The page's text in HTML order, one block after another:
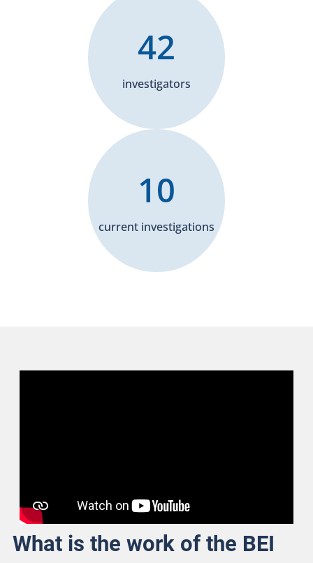
investigators
42
current investigations
10
What is the work of the BEI